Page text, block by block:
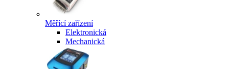
Měřící zařízení
Elektronická
Mechanická